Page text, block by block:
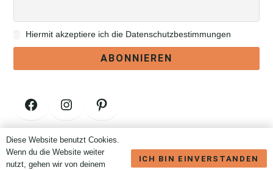
Hiermit akzeptiere ich die Datenschutzbestimmungen
Facebook Instagram Pinterest
Vertrag widerrufen
Diese Website benutzt Cookies.
Wenn du die Website weiter
nutzt, gehen wir von deinem
ICH BIN EINVERSTANDEN